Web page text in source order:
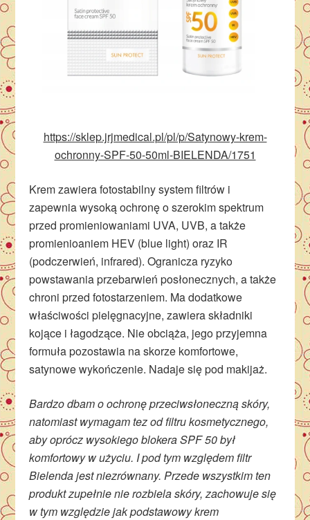
https://sklep.jrjmedical.pl/pl/p/Satynowy-krem-
ochronny-SPF-50-50ml-BIELENDA/1751
Krem zawiera fotostabilny system filtrów i
zapewnia wysoką ochronę o szerokim spektrum
przed promieniowaniami UVA, UVB, a także
promienioaniem HEV (blue light) oraz IR
(podczerwień, infrared). Ogranicza ryzyko
powstawania przebarwień posłonecznych, a także
chroni przed fotostarzeniem. Ma dodatkowe
właściwości pielęgnacyjne, zawiera składniki
kojące i łagodzące. Nie obciąża, jego przyjemna
formuła pozostawia na skorze komfortowe,
satynowe wykończenie. Nadaje się pod makijaż.
Bardzo dbam o ochronę przeciwsłoneczną skóry,
natomiast wymagam tez od filtru kosmetycznego,
aby oprócz wysokiego blokera SPF 50 był
komfortowy w użyciu. I pod tym względem filtr
Bielenda jest niezrównany. Przede wszystkim ten
produkt zupełnie nie rozbiela skóry, zachowuje się
w tym względzie jak podstawowy krem